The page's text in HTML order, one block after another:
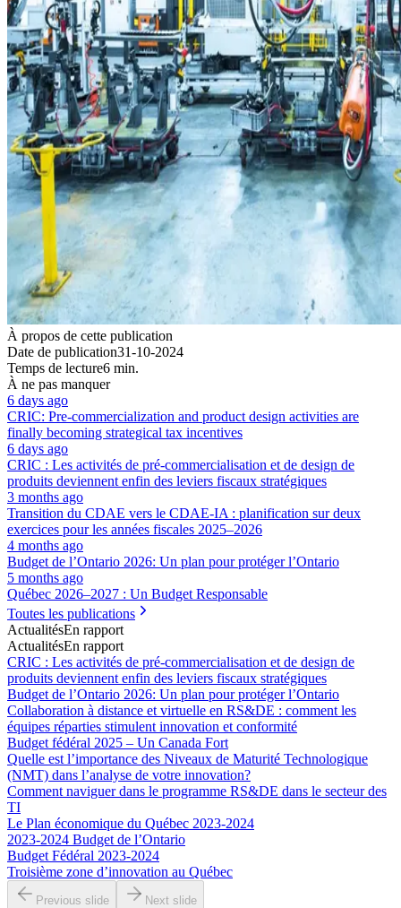
À propos de cette publication
Date de publication31-10-2024
Temps de lecture6 min.
À ne pas manquer
6 days ago
CRIC: Pre-commercialization and product design activities are
finally becoming strategical tax incentives
6 days ago
CRIC : Les activités de pré-commercialisation et de design de
produits deviennent enfin des leviers fiscaux stratégiques
3 months ago
Transition du CDAE vers le CDAE‑IA : planification sur deux
exercices pour les années fiscales 2025–2026
4 months ago
Budget de l’Ontario 2026: Un plan pour protéger l’Ontario
5 months ago
Québec 2026–2027 : Un Budget Responsable
Toutes les publications
ActualitésEn rapport
ActualitésEn rapport
CRIC : Les activités de pré-commercialisation et de design de
produits deviennent enfin des leviers fiscaux stratégiques
Budget de l’Ontario 2026: Un plan pour protéger l’Ontario
Collaboration à distance et virtuelle en RS&DE : comment les
équipes réparties stimulent innovation et conformité
Budget fédéral 2025 – Un Canada Fort
Quelle est l’importance des Niveaux de Maturité Technologique
(NMT) dans l’analyse de votre innovation?
Comment naviguer dans le programme RS&DE dans le secteur des
TI
Le Plan économique du Québec 2023-2024
2023-2024 Budget de l’Ontario
Budget Fédéral 2023-2024
Troisième zone d’innovation au Québec
Previous slide Next slide